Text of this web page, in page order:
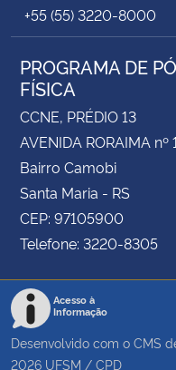
+55 (55) 3220-8000
PROGRAMA DE
FÍSICA
CCNE, PRÉDIO 13
AVENIDA RORAIMA
Bairro Camobi
Santa Maria - RS
CEP: 97105900
Telefone: 3220-8305
Acesso à
Informação
Desenvolvido com o CMS
2026 UFSM / CPD